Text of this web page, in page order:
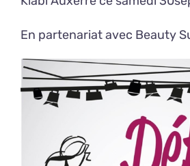
En partenariat avec Beauty